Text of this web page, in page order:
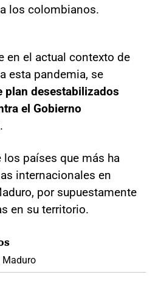
los colombianos.
en el actual contexto de
esta pandemia, se
plan desestabilizados
el Gobierno
países que más ha
internacionales en
por supuestamente
en su territorio.
Maduro